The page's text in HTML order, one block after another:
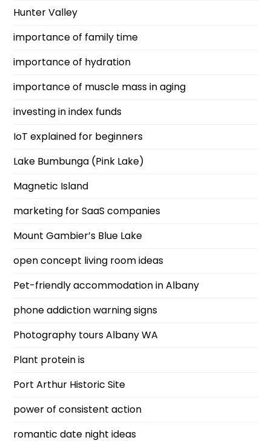
Hunter Valley
importance of family time
importance of hydration
importance of muscle mass in aging
investing in index funds
IoT explained for beginners
Lake Bumbunga (Pink Lake)
Magnetic Island
marketing for SaaS companies
Mount Gambier’s Blue Lake
open concept living room ideas
Pet-friendly accommodation in Albany
phone addiction warning signs
Photography tours Albany WA
Plant protein is
Port Arthur Historic Site
power of consistent action
romantic date night ideas